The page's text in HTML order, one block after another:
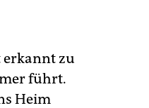
erkannt zu
führt.
Heim